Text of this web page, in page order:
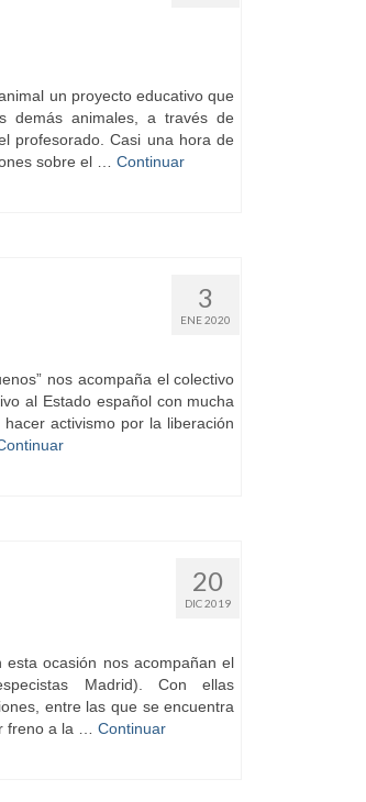
un proyecto educativo que
demás animales, a través de
profesorado. Casi una hora de
sobre el … Continuar
3
ENE 2020
nos acompaña el colectivo
al Estado español con mucha
activismo por la liberación
20
DIC 2019
ocasión nos acompañan el
Madrid). Con ellas
entre las que se encuentra
freno a la … Continuar